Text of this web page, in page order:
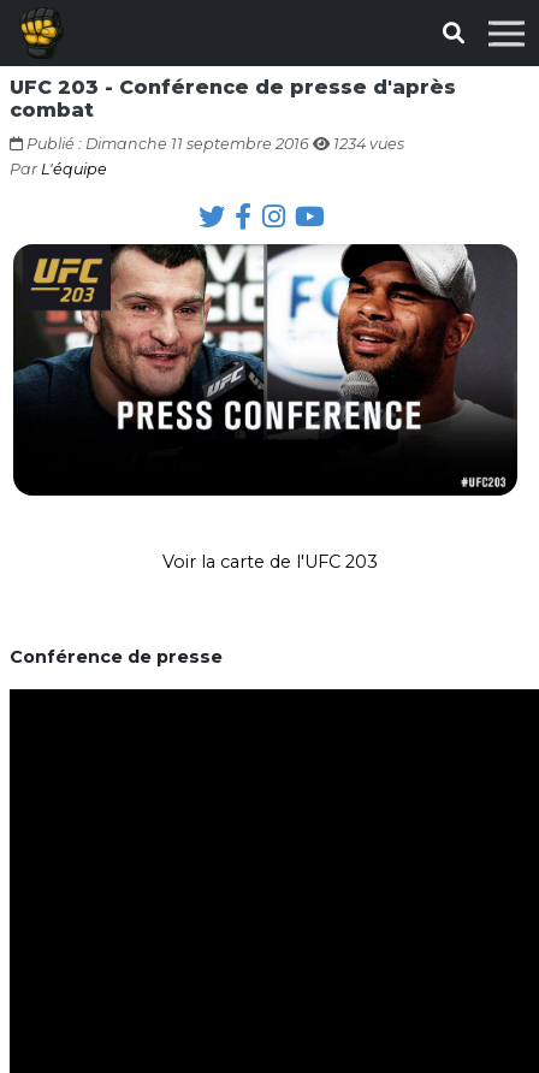
UFC 203 - Conférence de presse d'après
combat
Publié : Dimanche 11 septembre 2016
1234 vues
Par L'équipe
Voir la carte de l'UFC 203
Conférence de presse